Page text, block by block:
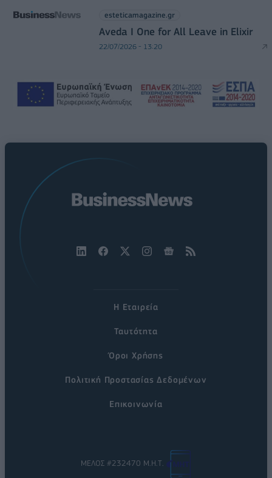
esteticamagazine.gr
Aveda I One for All Leave in Elixir
22/07/2026 - 13:20
Η Εταιρεία
Ταυτότητα
Όροι Χρήσης
Πολιτική Προστασίας Δεδομένων
Επικοινωνία
ΜΕΛΟΣ #232470 Μ.Η.Τ.